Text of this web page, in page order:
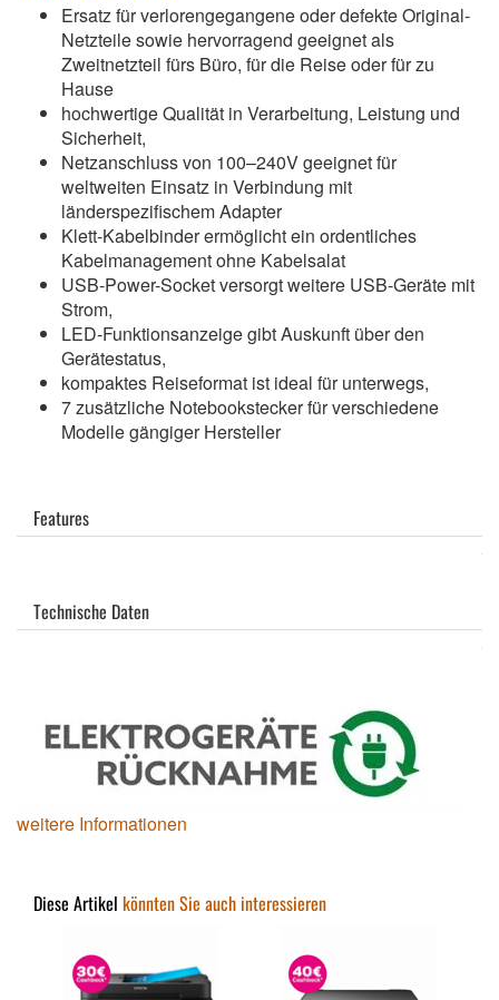
Ersatz für verlorengegangene oder defekte Original-
Netzteile sowie hervorragend geeignet als
Zweitnetzteil fürs Büro, für die Reise oder für zu
Hause
hochwertige Qualität in Verarbeitung, Leistung und
Sicherheit,
Netzanschluss von 100–240V geeignet für
weltweiten Einsatz in Verbindung mit
länderspezifischem Adapter
Klett-Kabelbinder ermöglicht ein ordentliches
Kabelmanagement ohne Kabelsalat
USB-Power-Socket versorgt weitere USB-Geräte mit
Strom,
LED-Funktionsanzeige gibt Auskunft über den
Gerätestatus,
kompaktes Reiseformat ist ideal für unterwegs,
7 zusätzliche Notebookstecker für verschiedene
Modelle gängiger Hersteller
Features
Technische Daten
weitere Informationen
Diese Artikel könnten Sie auch interessieren